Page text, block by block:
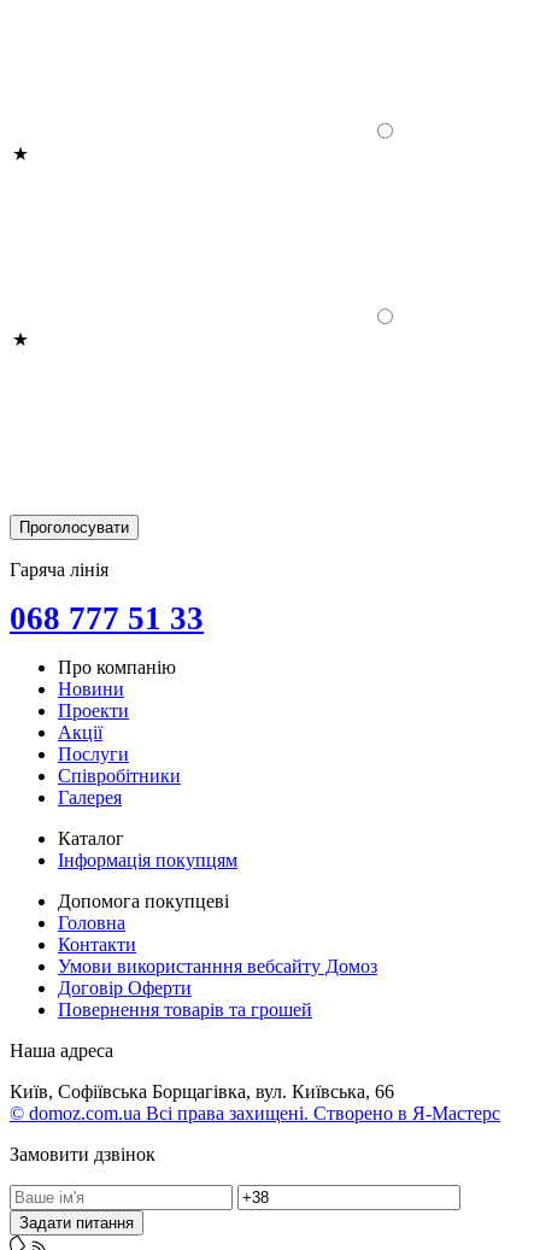
Гаряча лінія
068 777 51 33
Про компанію
Новини
Проекти
Акції
Послуги
Співробітники
Галерея
Каталог
Інформація покупцям
Допомога покупцеві
Головна
Контакти
Умови використанння вебсайту Домоз
Договір Оферти
Повернення товарів та грошей
Наша адреса
Київ, Софіївська Борщагівка, вул. Київська, 66
© domoz.com.ua Всі права захищені. Створено в Я-Мастерс
Замовити дзвінок
Задати питання